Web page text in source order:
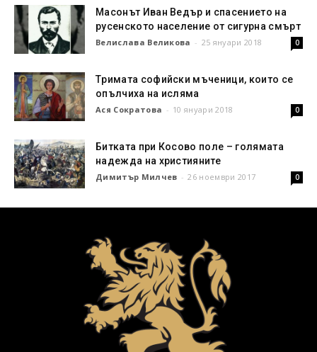
Масонът Иван Ведър и спасението на
русенското население от сигурна смърт
Велислава Великова - 25 януари 2018 0
Tримата софийски мъченици, които се
опълчиха на исляма
Ася Сократова - 10 януари 2018 0
Битката при Косово поле – голямата
надежда на християните
Димитър Милчев - 26 ноември 2017 0